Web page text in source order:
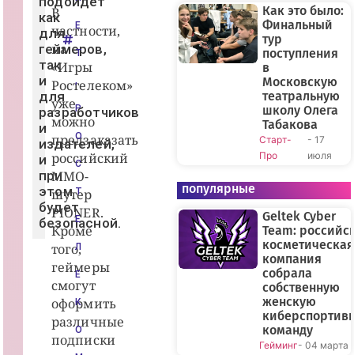
как
для
геймеров,
так
и
для
разработчиков
и
издателей,
и
при
этом
будет
безопасной.
В
частности,
на
«Игры
Ростелеком»
уже
можно
предзаказать
российский
MMO-
шутер
PIONER.
Кроме
того,
геймеры
смогут
оформить
различные
подписки
Е
Т
,
Р
О
С
Т
Е
Л
Е
К
О
Как это было:
Финальный
тур
поступления
в
Московскую
театральную
школу Олега
Табакова
Старт-
Про
- 17
июля
популярные
Geltek Cyber
Team:
косметическая
компания
собрала
собственную
женскую
команду
Гейминг- 04 марта